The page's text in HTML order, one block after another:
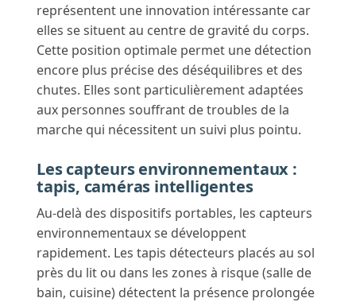
représentent une innovation intéressante car
elles se situent au centre de gravité du corps.
Cette position optimale permet une détection
encore plus précise des déséquilibres et des
chutes. Elles sont particulièrement adaptées
aux personnes souffrant de troubles de la
marche qui nécessitent un suivi plus pointu.
Les capteurs environnementaux :
tapis, caméras intelligentes
Au-delà des dispositifs portables, les capteurs
environnementaux se développent
rapidement. Les tapis détecteurs placés au sol
près du lit ou dans les zones à risque (salle de
bain, cuisine) détectent la présence prolongée